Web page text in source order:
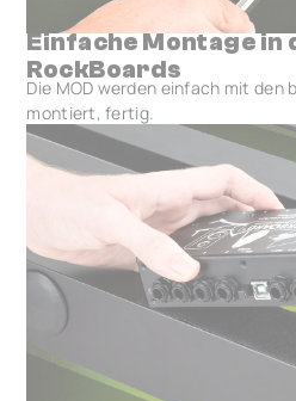
Einfache Montage in
RockBoards
Die MOD werden einfach mit den
montiert, fertig.